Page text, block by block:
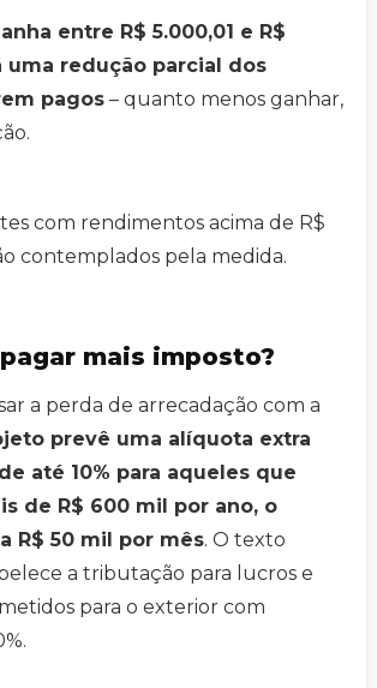
entre R$ 5.000,01 e R$
uma redução parcial dos
pagos – quanto menos ganhar,
com rendimentos acima de R$
contemplados pela medida.
mais imposto?
a perda de arrecadação com a
prevê uma alíquota extra
até 10% para aqueles que
de R$ 600 mil por ano, o
R$ 50 mil por mês. O texto
a tributação para lucros e
para o exterior com